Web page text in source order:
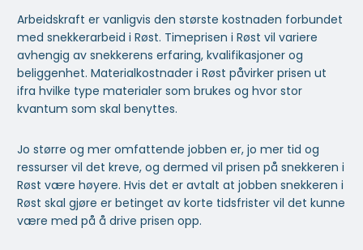
Arbeidskraft er vanligvis den største kostnaden forbundet
med snekkerarbeid i Røst. Timeprisen i Røst vil variere
avhengig av snekkerens erfaring, kvalifikasjoner og
beliggenhet. Materialkostnader i Røst påvirker prisen ut
ifra hvilke type materialer som brukes og hvor stor
kvantum som skal benyttes.
Jo større og mer omfattende jobben er, jo mer tid og
ressurser vil det kreve, og dermed vil prisen på snekkeren i
Røst være høyere. Hvis det er avtalt at jobben snekkeren i
Røst skal gjøre er betinget av korte tidsfrister vil det kunne
være med på å drive prisen opp.